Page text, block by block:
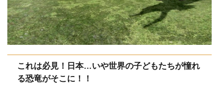
これは必見！日本…いや世界の子どもたちが憧れ
る恐竜がそこに！！